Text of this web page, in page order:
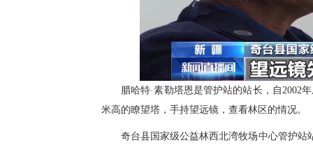
腊哈特·素勒塔恩是管护站的站长，自2002
米高的瞭望塔，手持望远镜，查看林区的情况。
奇台县国家级公益林西北湾牧场中心管护站